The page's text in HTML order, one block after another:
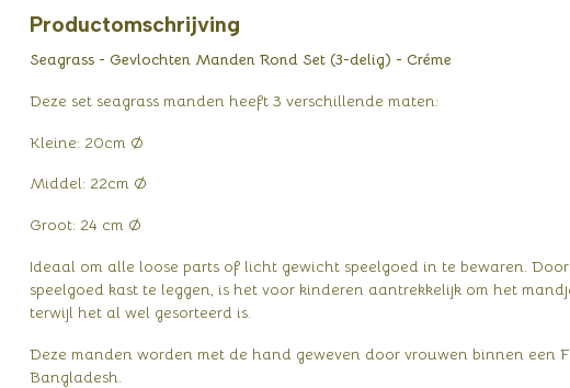
Productomschrijving
Seagrass - Gevlochten Manden Rond Set (3-delig) - Créme
Deze set seagrass manden heeft 3 verschillende maten:
Kleine: 20cm Ø
Middel: 22cm Ø
Groot: 24 cm Ø
Ideaal om alle loose parts of licht gewicht speelgoed in te bewaren.
speelgoed kast te leggen, is het voor kinderen aantrekkelijk om het
terwijl het al wel gesorteerd is.
Deze manden worden met de hand geweven door vrouwen binnen een
Bangladesh.